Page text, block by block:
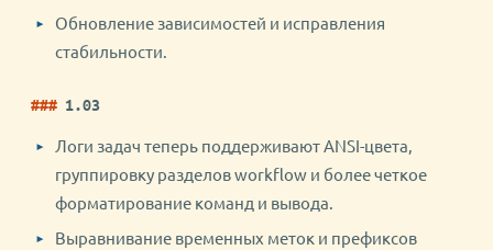
Обновление зависимостей и исправления
стабильности.
1.03
Логи задач теперь поддерживают ANSI-цвета,
группировку разделов workflow и более четкое
форматирование команд и вывода.
Выравнивание временных меток и префиксов